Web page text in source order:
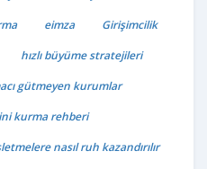
eimza
Girişimcilik
hızlı büyüme stratejileri
gütmeyen kurumlar
kurma rehberi
nasıl ruh kazandırılır